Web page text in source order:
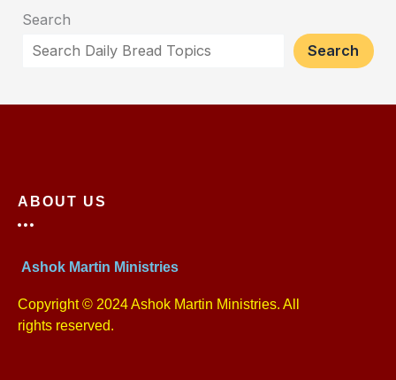
Search
Search
ABOUT US
Ashok Martin Ministries
Copyright © 2024 Ashok Martin Ministries. All
rights reserved.